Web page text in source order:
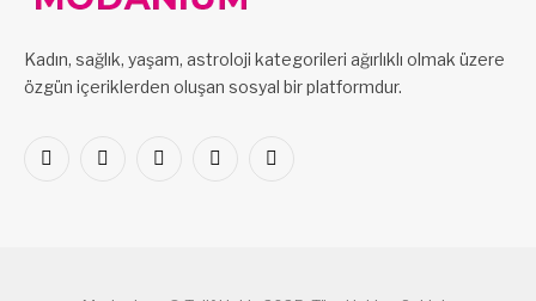
Kadın, sağlık, yaşam, astroloji kategorileri ağırlıklı olmak üzere
özgün içeriklerden oluşan sosyal bir platformdur.
Facebook
X
PinterestLinkedInVKontakte